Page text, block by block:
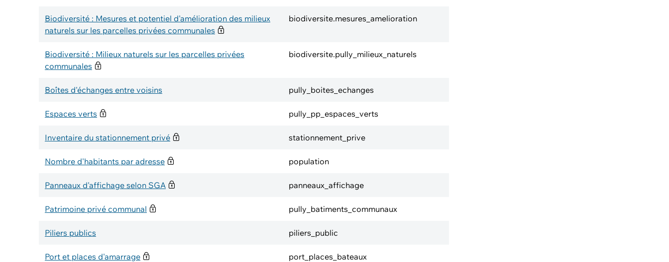
Biodiversité : Mesures et potentiel d'amélioration des milieux
naturels sur les parcelles privées communales
biodiversite.mesures_amelioration
Biodiversité : Milieux naturels sur les parcelles privées
communales
biodiversite.pully_milieux_naturels
Boîtes d'échanges entre voisins pully_boites_echanges
Espaces verts pully_pp_espaces_verts
Inventaire du stationnement privé stationnement_prive
Nombre d'habitants par adresse population
Panneaux d'affichage selon SGA panneaux_affichage
Patrimoine privé communal pully_batiments_communaux
Piliers publics piliers_public
Port et places d'amarrage port_places_bateaux